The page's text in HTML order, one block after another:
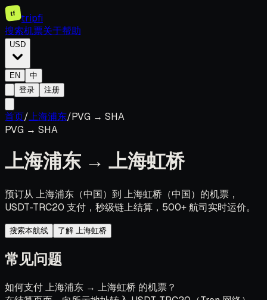
tf
tripfi
搜索机票关于帮助
USD
EN
中
登录
注册
首页/上海浦东/PVG → SHA
PVG → SHA
上海浦东 → 上海虹桥
预订从 上海浦东（中国）到 上海虹桥（中国）的机票，
USDT-TRC20 支付，秒级链上结算，500+ 航司实时运价。
搜索本航线 了解 上海虹桥
常见问题
如何支付 上海浦东 → 上海虹桥 的机票？